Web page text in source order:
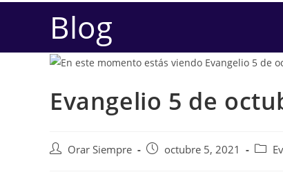
Blog
Evangelio 5 de
AutorOrar Siempre
Publicación
octubre 5, 2021